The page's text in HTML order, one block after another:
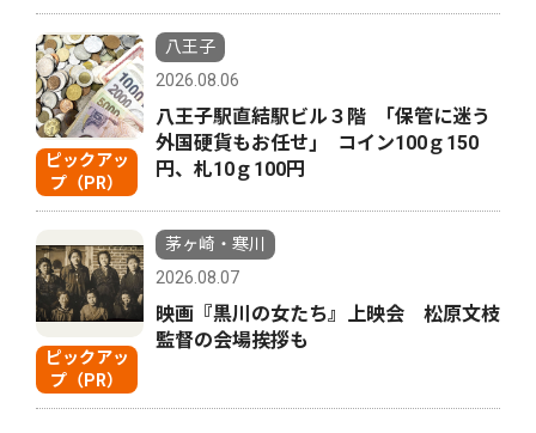
ピックアッ
プ（PR）
八王子
2026.08.06
八王子駅直結駅ビル３階 ｢保管に迷う
外国硬貨もお任せ｣ コイン100ｇ150
円、札10ｇ100円
ピックアッ
プ（PR）
茅ヶ崎・寒川
2026.08.07
映画『黒川の女たち』上映会 松原文枝
監督の会場挨拶も